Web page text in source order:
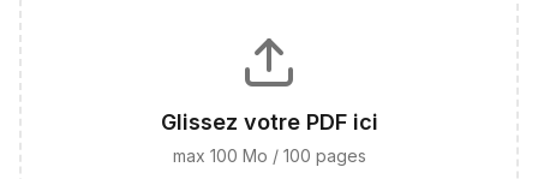
Glissez votre PDF ici
max 100 Mo / 100 pages